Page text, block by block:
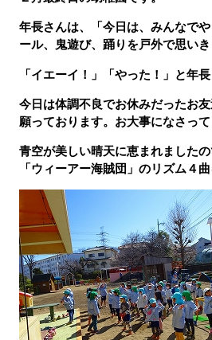
年長さんは、「今日は、みんなで
ール、鬼遊び、踊りを戸外で思いき
「イエーイ！」「やった！」と年
今日は体調不良でお休みだったお
願っております。お大事になさって
青空が美しい晴天に恵まれました
「ウィーアー海賊団」のリズム４